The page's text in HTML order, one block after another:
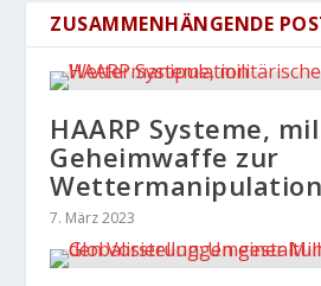
ZUSAMMENHÄNGENDE
HAARP Systeme,
Geheimwaffe zur
Wettermanipulation
7. März 2023